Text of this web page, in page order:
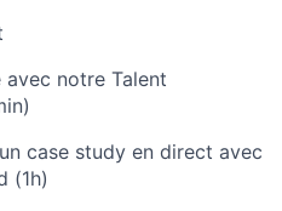
notre Talent
case study en direct avec
(1h)